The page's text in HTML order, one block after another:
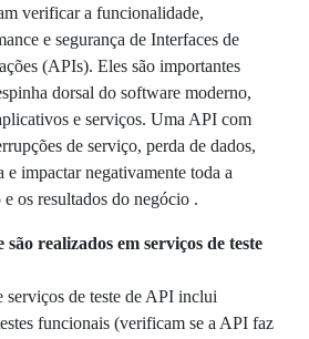
verificar a funcionalidade,
e segurança de Interfaces de
(APIs). Eles são importantes
dorsal do software moderno,
e serviços. Uma API com
de serviço, perda de dados,
e impactar negativamente toda a
os resultados do negócio .
são realizados em serviços de teste
serviços de teste de API inclui
funcionais (verificam se a API faz